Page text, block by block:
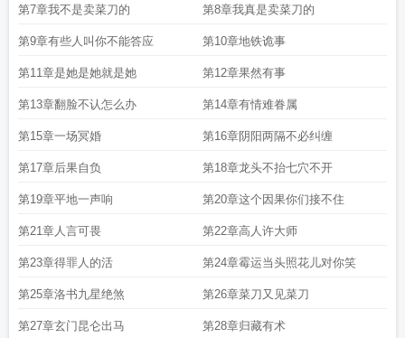
蛰最后的结局天命赊刀人王惊蛰全文免费阅读天命赊刀人王惊蛰最后结局
赊刀人王惊蛰对小草说的话天命赊刀人王惊蛰免费阅读天命赊刀人王惊蛰全文
人王惊蛰大婚是哪一章天命赊刀人王惊蛰茅小草结婚天命赊刀人王惊蛰免费听
书天命赊刀人王惊蛰语录 天命赊刀人王惊蛰茅小草结婚是哪一章
府的
第7章我不是卖菜刀的 第8章我真是卖菜刀的
第9章有些人叫你不能答应 第10章地铁诡事
第11章是她是她就是她 第12章果然有事
第13章翻脸不认怎么办 第14章有情难眷属
第15章一场冥婚 第16章阴阳两隔不必纠缠
第17章后果自负 第18章龙头不抬七穴不开
第19章平地一声响 第20章这个因果你们接不住
第21章人言可畏 第22章高人许大师
第23章得罪人的活 第24章霉运当头照花儿对你笑
第25章洛书九星绝煞 第26章菜刀又见菜刀
第27章玄门昆仑出马 第28章归藏有术